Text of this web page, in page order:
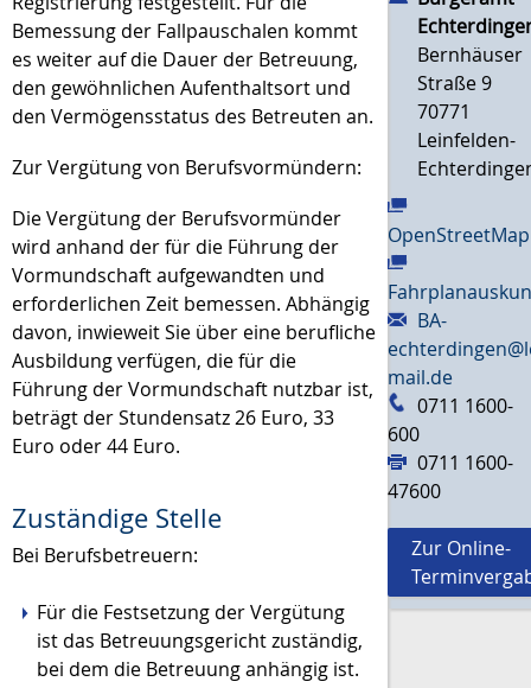
Bemessung der Fallpauschalen kommt
es weiter auf die Dauer der Betreuung,
den gewöhnlichen Aufenthaltsort und
den Vermögensstatus des Betreuten an.
Zur Vergütung von Berufsvormündern:
Die Vergütung der Berufsvormünder
wird anhand der für die Führung der
Vormundschaft aufgewandten und
erforderlichen Zeit bemessen. Abhängig
davon, inwieweit Sie über eine berufliche
Ausbildung verfügen, diefür die
Führung der Vormundschaft nutzbar ist,
beträgt der Stundensatz26 Euro, 33
Euro oder 44 Euro.
Zuständige Stelle
Bei Berufsbetreuern:
Für die Festsetzung der Vergütung
ist das Betreuungsgericht zuständig,
bei dem die Betreuung anhängig ist.
Bernhäuser
Straße 9
70771
Leinfelden-
OpenStreetMap
BA-
mail.de
0711 1600-
600
0711 1600-
47600
Zur Online-